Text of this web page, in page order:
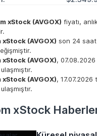
xStock (AVGOX) fiyatı,
(AVGOX) son 24
(AVGOX),
(AVGOX), 17.07.2026
xStock